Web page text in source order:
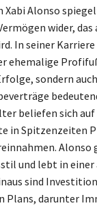
Xabi Alonso
wider,
In seiner Karriere
ehemalige
sondern
beliefen sich
in Spitzenzeiten
Alonso
und lebt in einer
sind
Plans, darunter